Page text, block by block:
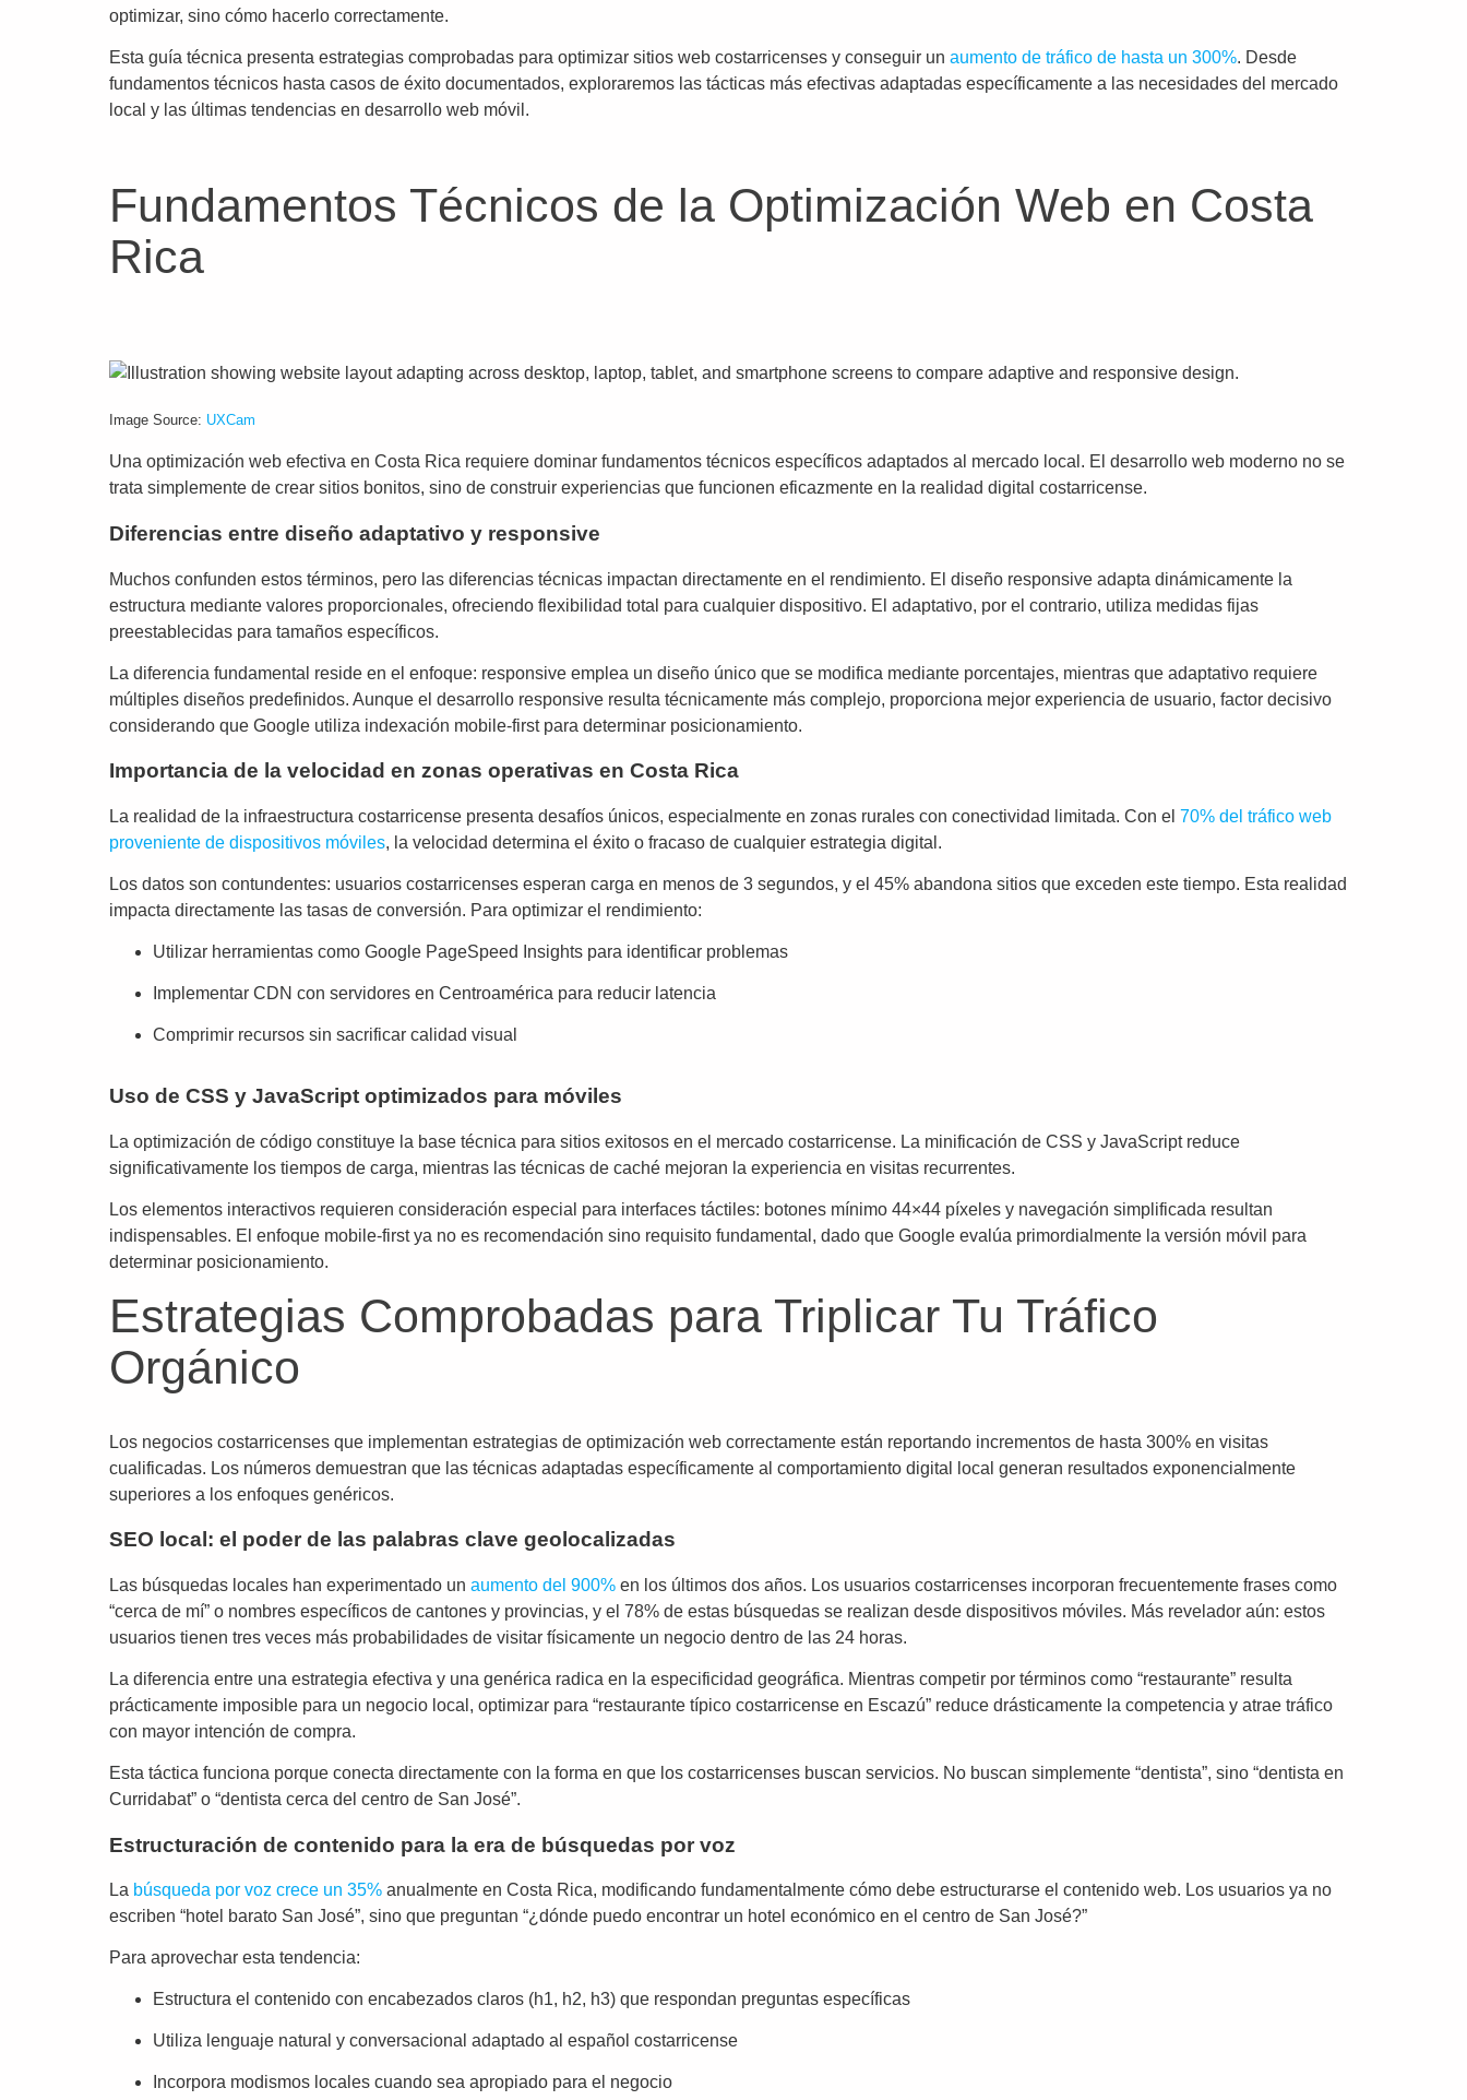
optimizar, sino cómo hacerlo correctamente.
Esta guía técnica presenta estrategias comprobadas para optimizar sitios web costarricenses y conseguir un aumento de tráfico de hasta un 300%. Desde
fundamentos técnicos hasta casos de éxito documentados, exploraremos las tácticas más efectivas adaptadas específicamente a las necesidades del mercado
local y las últimas tendencias en desarrollo web móvil.
Fundamentos Técnicos de la Optimización Web en Costa
Rica
Image Source: UXCam
Una optimización web efectiva en Costa Rica requiere dominar fundamentos técnicos específicos adaptados al mercado local. El desarrollo web moderno no se
trata simplemente de crear sitios bonitos, sino de construir experiencias que funcionen eficazmente en la realidad digital costarricense.
Diferencias entre diseño adaptativo y responsive
Muchos confunden estos términos, pero las diferencias técnicas impactan directamente en el rendimiento. El diseño responsive adapta dinámicamente la
estructura mediante valores proporcionales, ofreciendo flexibilidad total para cualquier dispositivo. El adaptativo, por el contrario, utiliza medidas fijas
preestablecidas para tamaños específicos.
La diferencia fundamental reside en el enfoque: responsive emplea un diseño único que se modifica mediante porcentajes, mientras que adaptativo requiere
múltiples diseños predefinidos. Aunque el desarrollo responsive resulta técnicamente más complejo, proporciona mejor experiencia de usuario, factor decisivo
considerando que Google utiliza indexación mobile-first para determinar posicionamiento.
Importancia de la velocidad en zonas operativas en Costa Rica
La realidad de la infraestructura costarricense presenta desafíos únicos, especialmente en zonas rurales con conectividad limitada. Con el 70% del tráfico web
proveniente de dispositivos móviles, la velocidad determina el éxito o fracaso de cualquier estrategia digital.
Los datos son contundentes: usuarios costarricenses esperan carga en menos de 3 segundos, y el 45% abandona sitios que exceden este tiempo. Esta realidad
impacta directamente las tasas de conversión. Para optimizar el rendimiento:
Utilizar herramientas como Google PageSpeed Insights para identificar problemas
Implementar CDN con servidores en Centroamérica para reducir latencia
Comprimir recursos sin sacrificar calidad visual
Uso de CSS y JavaScript optimizados para móviles
La optimización de código constituye la base técnica para sitios exitosos en el mercado costarricense. La minificación de CSS y JavaScript reduce
significativamente los tiempos de carga, mientras las técnicas de caché mejoran la experiencia en visitas recurrentes.
Los elementos interactivos requieren consideración especial para interfaces táctiles: botones mínimo 44×44 píxeles y navegación simplificada resultan
indispensables. El enfoque mobile-first ya no es recomendación sino requisito fundamental, dado que Google evalúa primordialmente la versión móvil para
determinar posicionamiento.
Estrategias Comprobadas para Triplicar Tu Tráfico
Orgánico
Los negocios costarricenses que implementan estrategias de optimización web correctamente están reportando incrementos de hasta 300% en visitas
cualificadas. Los números demuestran que las técnicas adaptadas específicamente al comportamiento digital local generan resultados exponencialmente
superiores a los enfoques genéricos.
SEO local: el poder de las palabras clave geolocalizadas
Las búsquedas locales han experimentado un aumento del 900% en los últimos dos años. Los usuarios costarricenses incorporan frecuentemente frases como
“cerca de mí” o nombres específicos de cantones y provincias, y el 78% de estas búsquedas se realizan desde dispositivos móviles. Más revelador aún: estos
usuarios tienen tres veces más probabilidades de visitar físicamente un negocio dentro de las 24 horas.
La diferencia entre una estrategia efectiva y una genérica radica en la especificidad geográfica. Mientras competir por términos como “restaurante” resulta
prácticamente imposible para un negocio local, optimizar para “restaurante típico costarricense en Escazú” reduce drásticamente la competencia y atrae tráfico
con mayor intención de compra.
Esta táctica funciona porque conecta directamente con la forma en que los costarricenses buscan servicios. No buscan simplemente “dentista”, sino “dentista en
Curridabat” o “dentista cerca del centro de San José”.
Estructuración de contenido para la era de búsquedas por voz
La búsqueda por voz crece un 35% anualmente en Costa Rica, modificando fundamentalmente cómo debe estructurarse el contenido web. Los usuarios ya no
escriben “hotel barato San José”, sino que preguntan “¿dónde puedo encontrar un hotel económico en el centro de San José?”
Para aprovechar esta tendencia:
Estructura el contenido con encabezados claros (h1, h2, h3) que respondan preguntas específicas
Utiliza lenguaje natural y conversacional adaptado al español costarricense
Incorpora modismos locales cuando sea apropiado para el negocio